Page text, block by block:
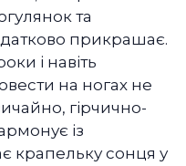
та
прикрашає.
і навіть
на ногах не
гірчично-
із
крапельку сонця у